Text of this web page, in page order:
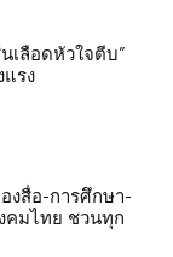
เลือดหัวใจตีบ”
รง
งสื่อ-การศึกษา-
คมไทย ชวนทุก